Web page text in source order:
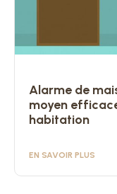
Alarme de
moyen
habitation
EN SAVOIR PLUS